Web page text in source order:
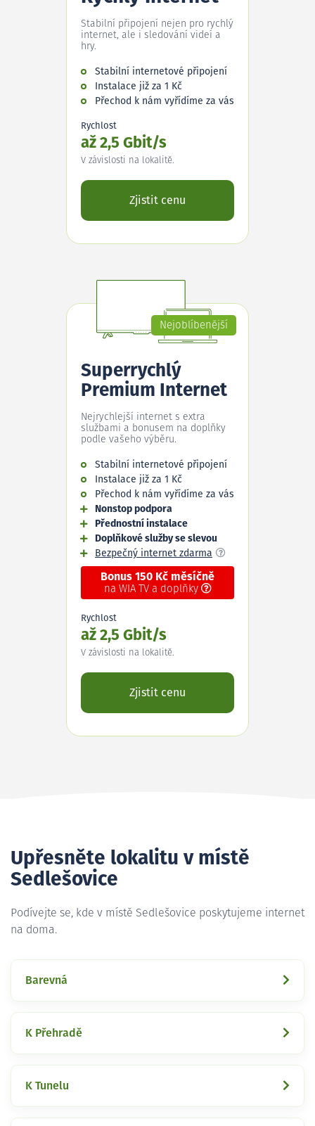
Stabilní připojení nejen pro rychlý
internet, ale i sledování videí a
hry.
Stabilní internetové připojení
Instalace již za 1 Kč
Přechod k nám vyřídíme za vás
Rychlost
až 2,5 Gbit/s
V závislosti na lokalitě.
Zjistit cenu
Nejoblíbenější
Superrychlý
Premium Internet
Nejrychlejší internet s extra
službami a bonusem na doplňky
podle vašeho výběru.
Stabilní internetové připojení
Instalace již za 1 Kč
Přechod k nám vyřídíme za vás
Nonstop podpora
Přednostní instalace
Doplňkové služby se slevou
Bezpečný internet zdarma
Bonus 150 Kč měsíčně
na WIA TV a doplňky
Rychlost
až 2,5 Gbit/s
V závislosti na lokalitě.
Zjistit cenu
Upřesněte lokalitu v místě
Sedlešovice
Podívejte se, kde v místě Sedlešovice poskytujeme internet
na doma.
Barevná
K Přehradě
K Tunelu